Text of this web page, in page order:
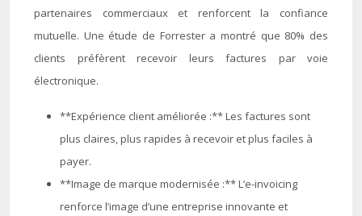
partenaires commerciaux et renforcent la confiance
mutuelle. Une étude de Forrester a montré que 80% des
clients préfèrent recevoir leurs factures par voie
électronique.
**Expérience client améliorée :** Les factures sont
plus claires, plus rapides à recevoir et plus faciles à
payer.
**Image de marque modernisée :** L’e-invoicing
renforce l’image d’une entreprise innovante et